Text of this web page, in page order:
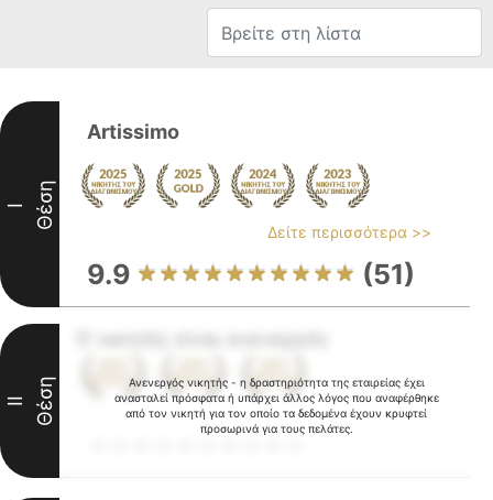
I Θέση
Artissimo
Δείτε περισσότερα >>
9.9 (51)
Ανενεργός νικητής - η δραστηριότητα της εταιρείας έχει
ανασταλεί πρόσφατα ή υπάρχει άλλος λόγος που αναφέρθηκε
από τον νικητή για τον οποίο τα δεδομένα έχουν κρυφτεί
προσωρινά για τους πελάτες.
II Θέση